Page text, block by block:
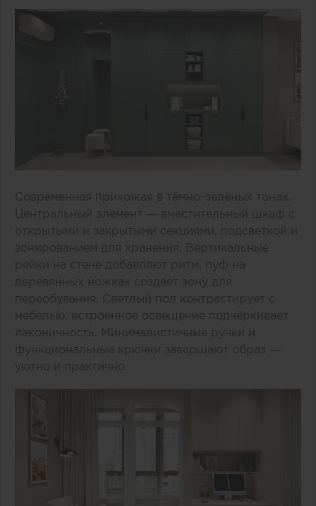
Современная прихожая в тёмно-зелёных тонах.
Центральный элемент — вместительный шкаф с
открытыми и закрытыми секциями, подсветкой и
зонированием для хранения. Вертикальные
рейки на стене добавляют ритм, пуф на
деревянных ножках создает зону для
переобувания. Светлый пол контрастирует с
мебелью, встроенное освещение подчёркивает
лаконичность. Минималистичные ручки и
функциональные крючки завершают образ —
уютно и практично